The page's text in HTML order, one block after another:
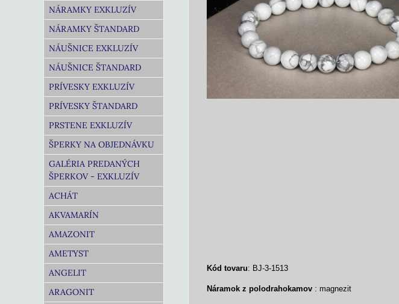
Kód tovaru: BJ-3-1513
Náramok z polodrahokamov : magnezit
NÁRAMKY EXKLUZÍV
NÁRAMKY ŠTANDARD
NÁUŠNICE EXKLUZÍV
NÁUŠNICE ŠTANDARD
PRÍVESKY EXKLUZÍV
PRÍVESKY ŠTANDARD
PRSTENE EXKLUZÍV
ŠPERKY NA OBJEDNÁVKU
GALÉRIA PREDANÝCH
ŠPERKOV - EXKLUZÍV
ACHÁT
AKVAMARÍN
AMAZONIT
AMETYST
ANGELIT
ARAGONIT